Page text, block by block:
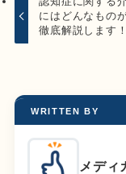
にはどんなもの
徹底解説します！
WRITTEN BY
メディ